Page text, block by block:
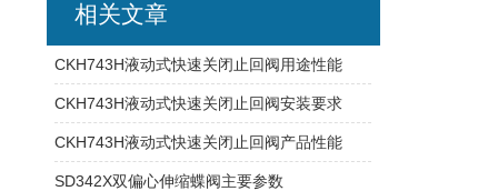
相关文章
CKH743H液动式快速关闭止回阀用途性能
CKH743H液动式快速关闭止回阀安装要求
CKH743H液动式快速关闭止回阀产品性能
SD342X双偏心伸缩蝶阀主要参数